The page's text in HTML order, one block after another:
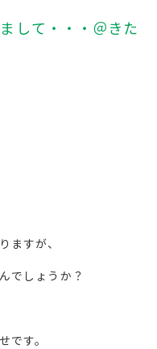
して・・・＠きた
ますが、
でしょうか？
です。